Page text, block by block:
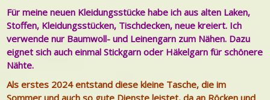
Für meine neuen Kleidungsstücke habe ich aus alten Laken,
Stoffen, Kleidungsstücken, Tischdecken, neue kreiert. Ich
verwendenur Baumwoll- und Leinengarn zum Nähen. Dazu
eignet sich auch einmal Stickgarn oder Häkelgarn für schönere
Nähte.
Als erstes 2024 entstand diese kleine Tasche, die im